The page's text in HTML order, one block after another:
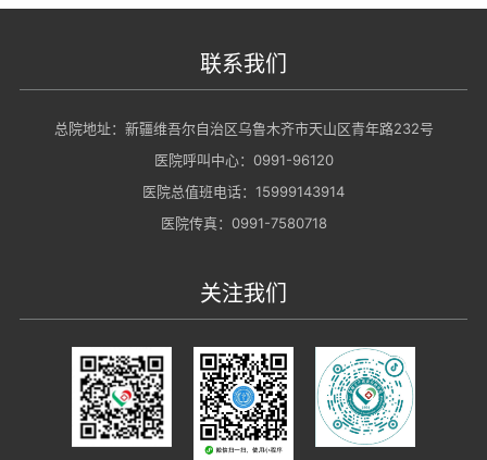
联系我们
总院地址：新疆维吾尔自治区乌鲁木齐市天山区青年路232号
医院呼叫中心：0991-96120
医院总值班电话：15999143914
医院传真：0991-7580718
关注我们